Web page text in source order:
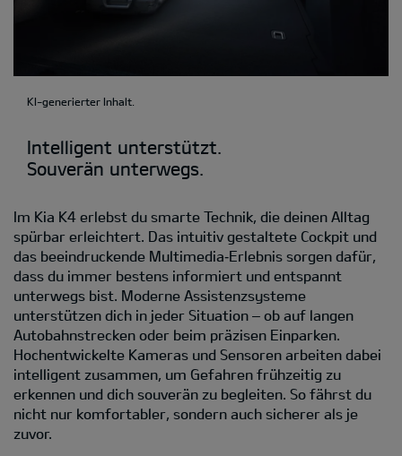
KI-generierter Inhalt.
Intelligent unterstützt.
Souverän unterwegs.
Im Kia K4 erlebst du smarte Technik, die deinen Alltag
spürbar erleichtert. Das intuitiv gestaltete Cockpit und
das beeindruckende Multimedia‑Erlebnis sorgen dafür,
dass du immer bestens informiert und entspannt
unterwegs bist. Moderne Assistenzsysteme
unterstützen dich in jeder Situation – ob auf langen
Autobahnstrecken oder beim präzisen Einparken.
Hochentwickelte Kameras und Sensoren arbeiten dabei
intelligent zusammen, um Gefahren frühzeitig zu
erkennen und dich souverän zu begleiten. So fährst du
nicht nur komfortabler, sondern auch sicherer als je
zuvor.